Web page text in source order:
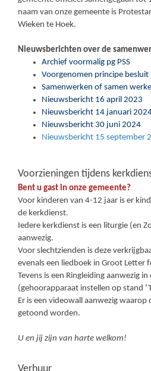
naam van onze gemeente is
Wieken te Hoek.
Nieuwsberichten over de
Archief voormalig pg PSS
Voorgenomen principe besluit
Samenwerken of samen
Nieuwsbericht 16 april 2023
Nieuwsbericht 14 januari
Nieuwsbericht 30 juni 2024
Nieuwsbericht 15 september
Voorzieningen tijdens
Bent u gast in onze gemeente?
Voor kinderen van 4-12 jaar is er
de kerkdienst.
Iedere kerkdienst is een liturgie (en
aanwezig.
Voor slechtzienden is deze
evenals een liedboek in Groot Letter
Tevens is een Ringleiding aanwezig in
(gehoorapparaat instellen op stand
Er is een videowall aanwezig waarop
getoond worden.
U en jij zijn van harte welkom!